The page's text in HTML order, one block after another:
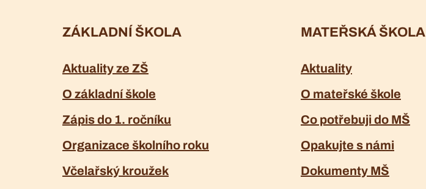
ZÁKLADNÍ ŠKOLA
Aktuality ze ZŠ
O základní škole
Zápis do 1. ročníku
Organizace školního roku
Včelařský kroužek
MATEŘSKÁ ŠKOLA
Aktuality
O mateřské škole
Co potřebuji do MŠ
Opakujte s námi
Dokumenty MŠ